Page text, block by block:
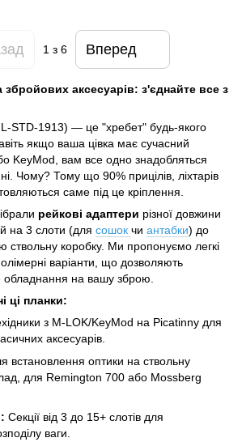
1 з 6 Вперед
збройових аксесуарів: з'єднайте все з
STD-1913) — це "хребет" будь-якого
якщо ваша цівка має сучасний
KeyMod, вам все одно знадобляться
Чому? Тому що 90% прицілів, ліхтарів
саме під це кріплення.
рейкові адаптери різної довжини
на 3 слоти (для сошок чи антабки) до
ствольну коробку. Ми пропонуємо легкі
варіанти, що дозволяють
обладнання на вашу зброю.
ці планки:
з M-LOK/KeyMod на Picatinny для
аксесуарів.
встановлення оптики на ствольну
для Remington 700 або Mossberg
Секції від 3 до 15+ слотів для
ваги.